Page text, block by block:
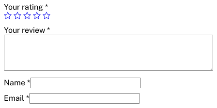
Your rating *
Your review *
Name *
Email *